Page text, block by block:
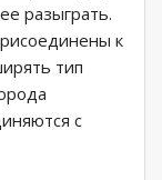
разыграть.
к
тип
с